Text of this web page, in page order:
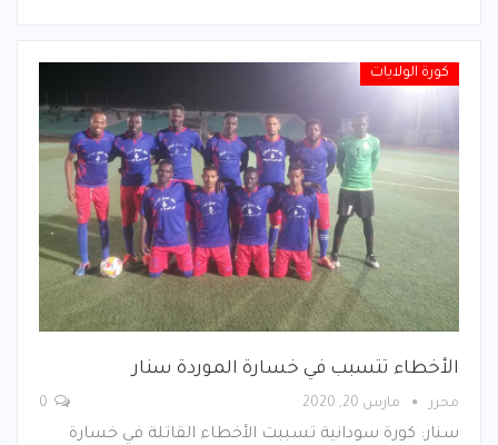
كورة الولايات
الأخطاء تتسبب في خسارة الموردة سنار
محرر مارس 20, 2020
سنار: كورة سودانية تسببت الأخطاء القاتلة في خسارة